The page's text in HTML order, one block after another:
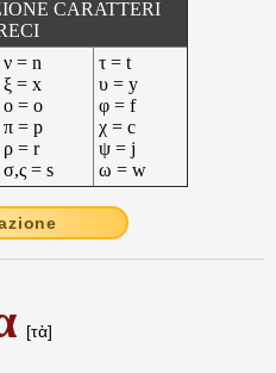
CARATTERI
ν = n
ξ = x
ο = o
π = p
ρ = r
σ,ς = s
τ = t
υ = y
φ = f
χ = c
ψ = j
ω = w
[τὰ]